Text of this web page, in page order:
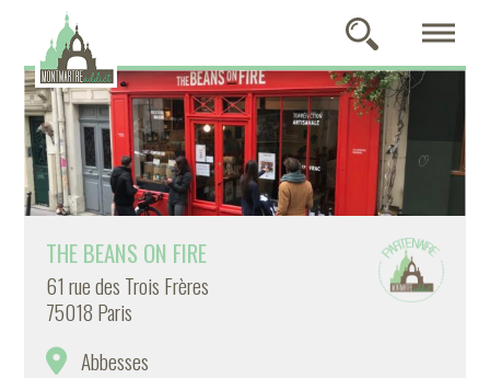
THE BEANS ON FIRE
61 rue des Trois Frères
75018 Paris
Abbesses